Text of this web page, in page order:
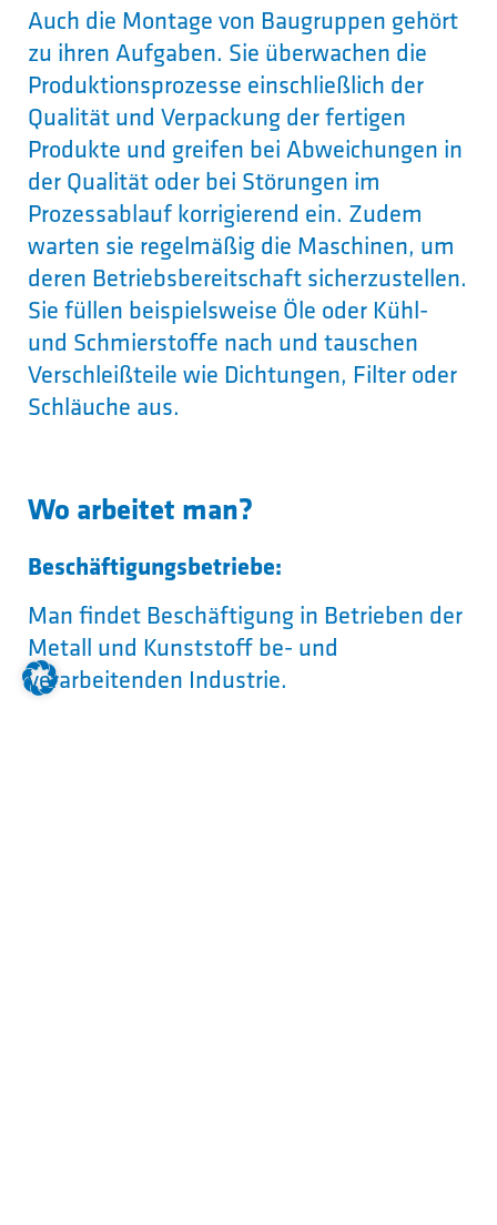
Auch die Montage von Baugruppen gehört
zu ihren Aufgaben. Sie überwachen die
Produktionsprozesse einschließlich der
Qualität und Verpackung der fertigen
Produkte und greifen bei Abweichungen in
der Qualität oder bei Störungen im
Prozessablauf korrigierend ein. Zudem
warten sie regelmäßig die Maschinen, um
deren Betriebsbereitschaft sicherzustellen.
Sie füllen beispielsweise Öle oder Kühl-
und Schmierstoffe nach und tauschen
Verschleißteile wie Dichtungen, Filter oder
Schläuche aus.
Wo arbeitet man?
Beschäftigungsbetriebe:
Man findet Beschäftigung in Betrieben der
Metall und Kunststoff be- und
verarbeitenden Industrie.